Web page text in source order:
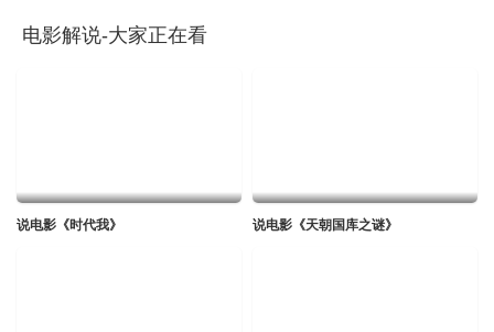
电影解说-大家正在看
说电影《时代我》 说电影《天朝国库之谜》